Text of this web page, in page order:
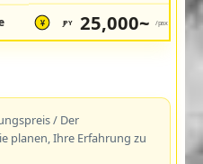
¥ JPY 25,000~ /pax
/ Der
planen, Ihre Erfahrung zu